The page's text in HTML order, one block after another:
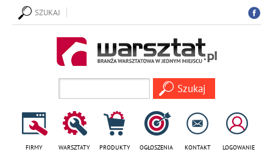
SZUKAJ
FIRMY WARSZTATY PRODUKTY OGŁOSZENIA KONTAKT LOGOWANIE